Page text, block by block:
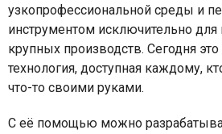
узкопрофессиональной среды и
инструментом исключительно
крупных производств. Сегодня
технология, доступная каждому,
что-то своими руками.
С её помощью можно